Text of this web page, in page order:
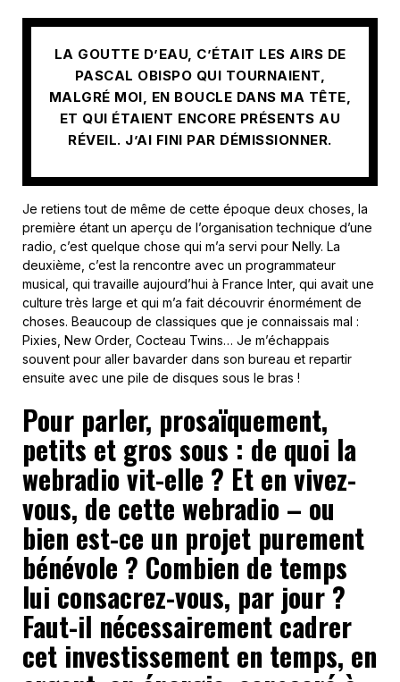
LA GOUTTE D’EAU, C’ÉTAIT LES AIRS DE
PASCAL OBISPO QUI TOURNAIENT,
MALGRÉ MOI, EN BOUCLE DANS MA TÊTE,
ET QUI ÉTAIENT ENCORE PRÉSENTS AU
RÉVEIL. J’AI FINI PAR DÉMISSIONNER.
Je retiens tout de même de cette époque deux choses, la
première étant un aperçu de l’organisation technique d’une
radio, c’est quelque chose qui m’a servi pour Nelly. La
deuxième, c’est la rencontre avec un programmateur
musical, qui travaille aujourd’hui à France Inter, qui avait une
culture très large et qui m’a fait découvrir énormément de
choses. Beaucoup de classiques que je connaissais mal :
Pixies, New Order, Cocteau Twins… Je m’échappais
souvent pour aller bavarder dans son bureau et repartir
ensuite avec une pile de disques sous le bras !
Pour parler, prosaïquement,
petits et gros sous : de quoi la
webradio vit-elle ? Et en vivez-
vous, de cette webradio – ou
bien est-ce un projet purement
bénévole ? Combien de temps
lui consacrez-vous, par jour ?
Faut-il nécessairement cadrer
cet investissement en temps, en